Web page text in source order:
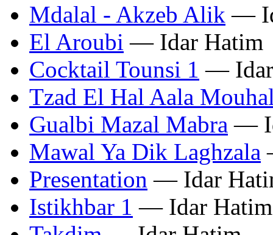
Mdalal - Akzeb Alik —
El Aroubi — Idar Hatim
Cocktail Tounsi 1 —
Tzad El Hal Aala
Gualbi Mazal Mabra —
Mawal Ya Dik Laghzala
Presentation — Idar
Istikhbar 1 — Idar Hatim